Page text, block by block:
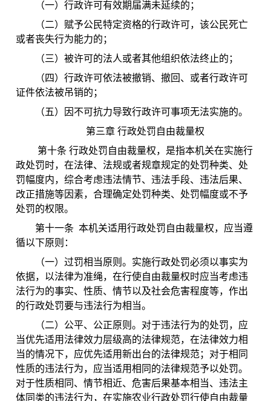
（一）行政许可有效期届满未延续的；
（二）赋予公民特定资格的行政许可，该公民死亡
或者丧失行为能力的；
（三）被许可的法人或者其他组织依法终止的；
（四）行政许可依法被撤销、撤回、或者行政许可
证件依法被吊销的；
（五）因不可抗力导致行政许可事项无法实施的。
第三章 行政处罚自由裁量权
第十条 行政处罚自由裁量权，是指本机关在实施行
政处罚时，在法律、法规或者规章规定的处罚种类、处
罚幅度内，综合考虑违法情节、违法手段、违法后果、
改正措施等因素，合理确定处罚种类、处罚幅度或不予
处罚的权限。
第十一条 本机关适用行政处罚自由裁量权，应当遵
循以下原则：
（一）过罚相当原则。实施行政处罚必须以事实为
依据，以法律为准绳，在行使自由裁量权时应当考虑违
法行为的事实、性质、情节以及社会危害程度等，作出
的行政处罚要与违法行为相当。
（二）公平、公正原则。对于违法行为的处罚，应
当优先适用法律效力层级高的法律规范，在法律效力相
当的情况下，应优先适用新出台的法律规范；对于相同
性质的违法行为，应当适用相同的法律规范予以处罚。
对于性质相同、情节相近、危害后果基本相当、违法主
体同类的违法行为，在实施农业行政处罚行使自由裁量